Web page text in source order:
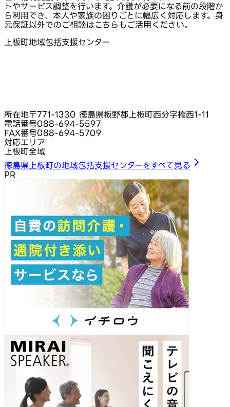
トやサービス調整を行います。介護が必要になる前の段階か
ら利用でき、本人や家族の困りごとに幅広く対応します。身
元保証以外でのご相談はこちらもご活用ください。
上板町地域包括支援センター
所在地〒771-1330 徳島県板野郡上板町西分字橋西1-11
電話番号088-694-5597
FAX番号088-694-5709
対応エリア
上板町全域
徳島県上板町の地域包括支援センターをすべて見る
PR